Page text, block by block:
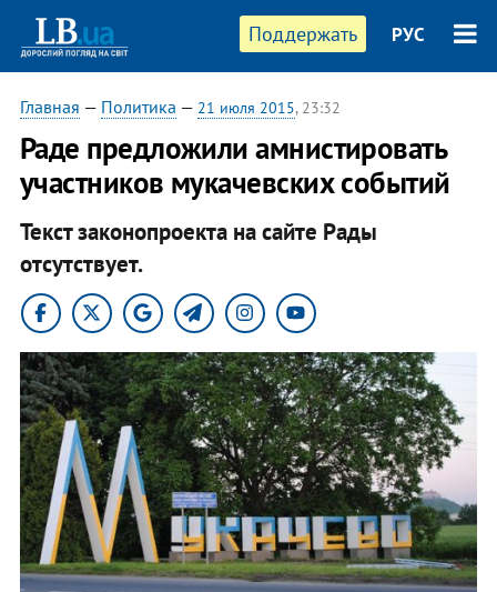
Поддержать РУС
Главная — Политика — 21 июля 2015, 23:32
Раде предложили амнистировать
участников мукачевских событий
Текст законопроекта на сайте Рады
отсутствует.